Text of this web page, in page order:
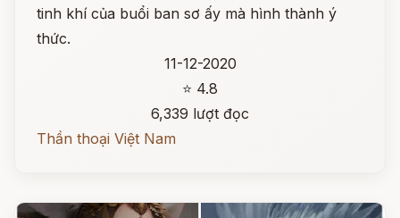
tinh khí của buổi ban sơ ấy mà hình thành ý
thức.
11-12-2020
⭐ 4.8
6,339 lượt đọc
Thần thoại Việt Nam